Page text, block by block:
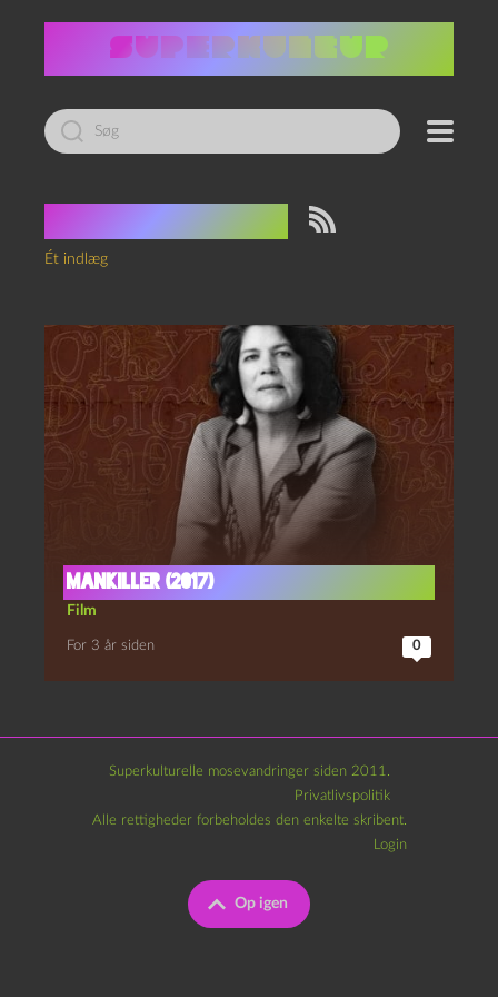
Led
efter:
Cherokee
Ét indlæg
Mankiller (2017)
Film
For 3 år siden 0
Superkulturelle mosevandringer siden 2011.
Privatlivspolitik
Op igen
Alle rettigheder forbeholdes den enkelte skribent.
Login